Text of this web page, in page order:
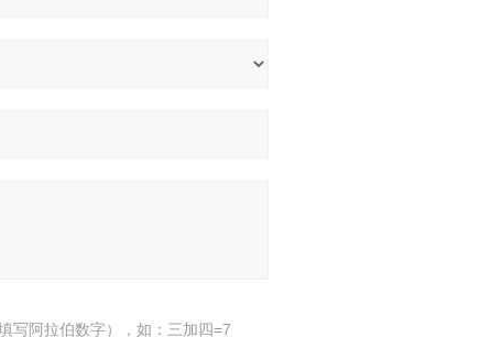
写阿拉伯数字），如：三加四=7